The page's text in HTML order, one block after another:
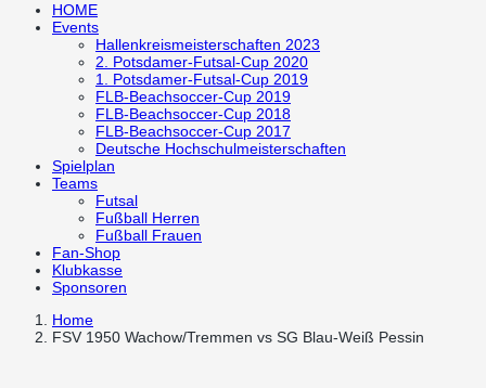
HOME
Events
Hallenkreismeisterschaften 2023
2. Potsdamer-Futsal-Cup 2020
1. Potsdamer-Futsal-Cup 2019
FLB-Beachsoccer-Cup 2019
FLB-Beachsoccer-Cup 2018
FLB-Beachsoccer-Cup 2017
Deutsche Hochschulmeisterschaften
Spielplan
Teams
Futsal
Fußball Herren
Fußball Frauen
Fan-Shop
Klubkasse
Sponsoren
Home
FSV 1950 Wachow/Tremmen vs SG Blau-Weiß Pessin